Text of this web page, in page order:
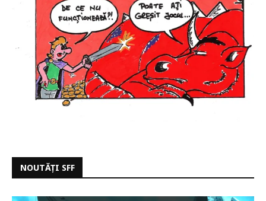
NOUTĂȚI SFF